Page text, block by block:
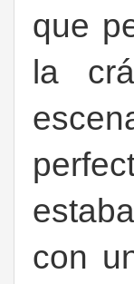
que
la
con